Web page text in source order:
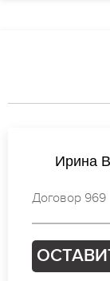
Договор